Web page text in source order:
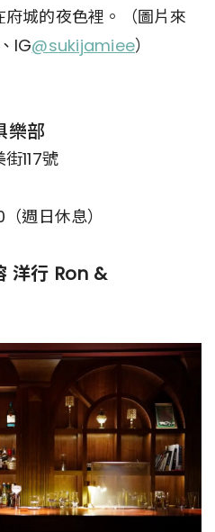
城的夜色裡。（圖片來
、IG@sukijamiee）
樂部
117號
週日休息）
洋行 Ron &